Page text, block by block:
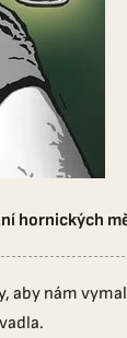
hornických
aby nám